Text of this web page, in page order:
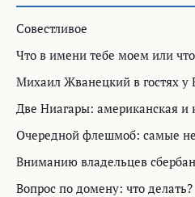
Совестливое
Что в имени тебе моем или
Михаил Жванецкий в гостях у
Две Ниагары: американская и
Очередной флешмоб: самые
Вниманию владельцев
Вопрос по домену: что делать?